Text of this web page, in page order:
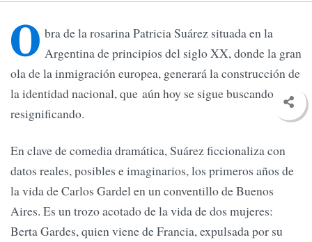
O bra de la rosarina Patricia Suárez situada en la
Argentina de principios del siglo XX, donde la gran
ola de la inmigración europea, generará la construcción de
la identidad nacional, que aún hoy se sigue buscando, o
resignificando.
En clave de comedia dramática, Suárez ficcionaliza con
datos reales, posibles e imaginarios, los primeros años de
la vida de Carlos Gardel en un conventillo de Buenos
Aires. Es un trozo acotado de la vida de dos mujeres:
Berta Gardes, quien viene de Francia, expulsada por su